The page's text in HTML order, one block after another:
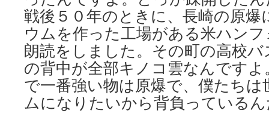
戦後５０年のときに、長崎の原
ウムを作った工場がある米ハン
朗読をしました。その町の高校
の背中が全部キノコ雲なんです
で一番強い物は原爆で、僕たち
ムになりたいから背負っている